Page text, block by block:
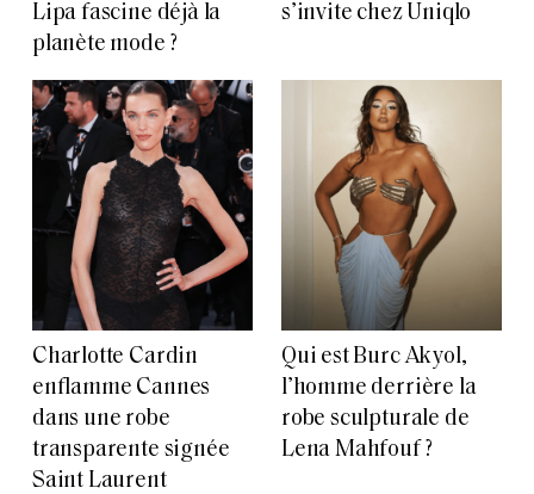
Lipa fascine déjà la
planète mode ?
s’invite chez Uniqlo
Charlotte Cardin
enflamme Cannes
dans une robe
transparente signée
Saint Laurent
Qui est Burc Akyol,
l’homme derrière la
robe sculpturale de
Lena Mahfouf ?